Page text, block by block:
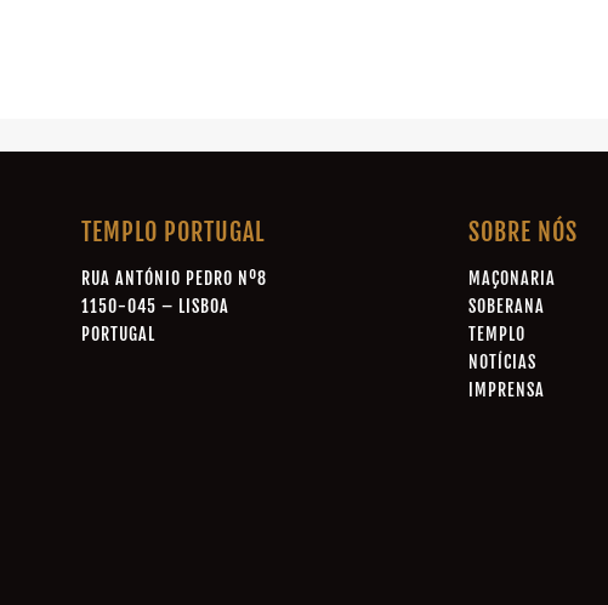
TEMPLO PORTUGAL
RUA ANTÓNIO PEDRO Nº8
1150-045 – LISBOA
PORTUGAL
SOBRE NÓS
MAÇONARIA
SOBERANA
TEMPLO
NOTÍCIAS
IMPRENSA